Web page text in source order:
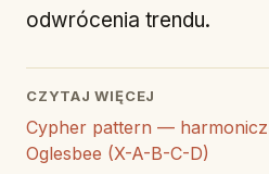
odwrócenia trendu.
CZYTAJ WIĘCEJ
Cypher pattern —
Oglesbee (X-A-B-C-D)